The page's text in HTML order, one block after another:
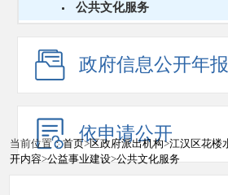
公共文化服务
政府信息公开年报
依申请公开
当前位置：首页>区政府派出机构>江汉区花楼
开内容>公益事业建设>公共文化服务